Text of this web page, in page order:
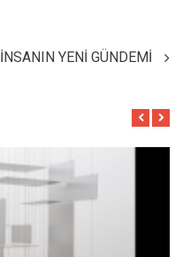
İNSANIN YENİ GÜNDEMİ